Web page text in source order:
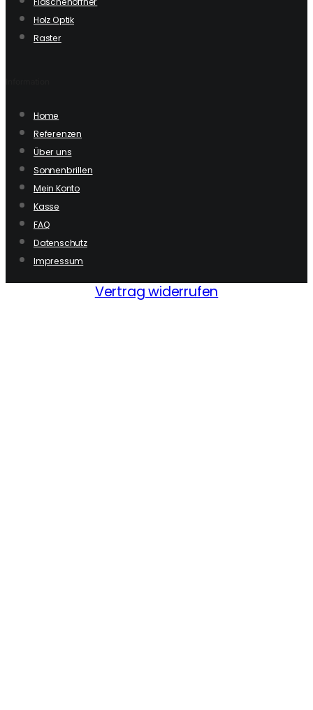
Holz Optik
Raster
Home
Referenzen
Über uns
Sonnenbrillen
Mein Konto
Kasse
FAQ
Datenschutz
Impressum
Vertrag widerrufen